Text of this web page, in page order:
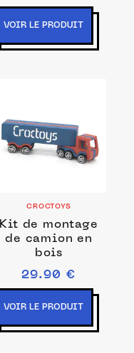
VOIR LE PRODUIT
CROCTOYS
Kit de montage
de camion en
bois
29.90 €
VOIR LE PRODUIT